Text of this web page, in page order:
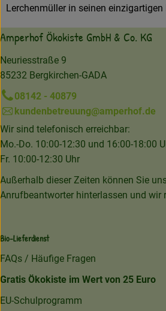
Lerchenmüller in seinen
Amperhof Ökokiste GmbH & Co. KG
Neuriesstraße 9
85232 Bergkirchen-GADA
08142 - 40879
kundenbetreuung@amperhof.de
Wir sind telefonisch erreichbar:
Mo.-Do. 10:00-12:30 und 16:00-18:00
Fr. 10:00-12:30 Uhr
Außerhalb dieser Zeiten können Sie
Anrufbeantworter hinterlassen und wir
Bio-Lieferdienst
FAQs / Häufige Fragen
Gratis Ökokiste im Wert von 25 Euro
EU-Schulprogramm